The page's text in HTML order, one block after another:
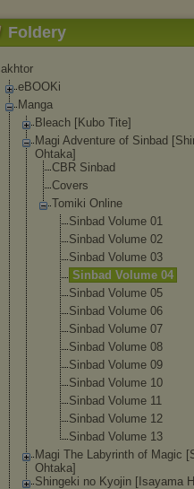
Foldery
akhtor
eBOOKi
Manga
Bleach [Kubo Tite]
Magi Adventure of Sinbad
Ohtaka]
CBR Sinbad
Covers
Tomiki Online
Sinbad Volume 01
Sinbad Volume 02
Sinbad Volume 03
Sinbad Volume 04
Sinbad Volume 05
Sinbad Volume 06
Sinbad Volume 07
Sinbad Volume 08
Sinbad Volume 09
Sinbad Volume 10
Sinbad Volume 11
Sinbad Volume 12
Sinbad Volume 13
Magi The Labyrinth of Magic
Ohtaka]
Shingeki no Kyojin [Isayama